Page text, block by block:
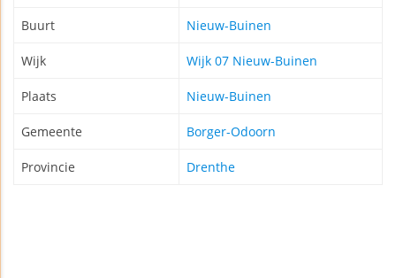
Buurt Nieuw-Buinen
Wijk Wijk 07 Nieuw-Buinen
Plaats Nieuw-Buinen
Gemeente Borger-Odoorn
Provincie Drenthe